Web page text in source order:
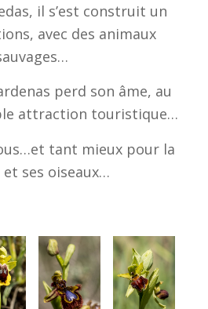
il s’est construit un
avec des animaux
perd son âme, au
attraction touristique…
tant mieux pour la
ses oiseaux…